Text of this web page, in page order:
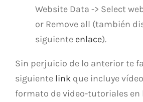
Website Data -> Select
or Remove all (también
siguiente enlace).
Sin perjuicio de lo anterior te
siguiente link que incluye
formato de video-tutoriales en